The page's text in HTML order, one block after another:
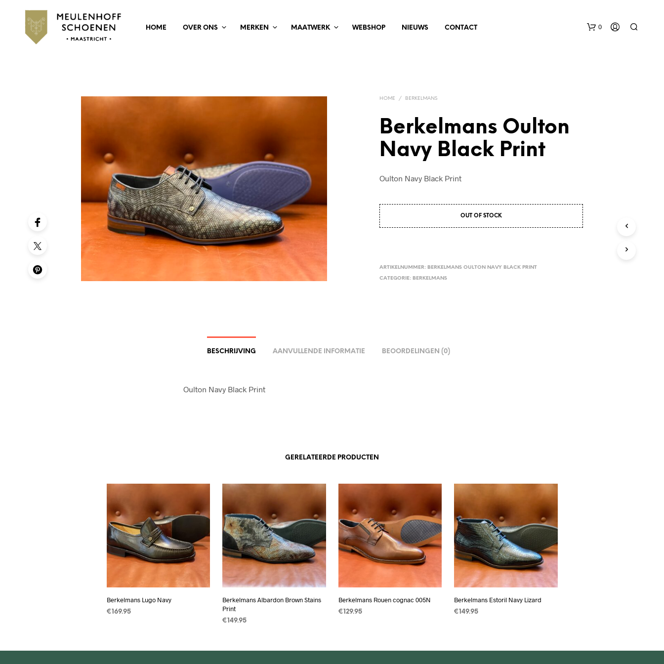
HOME OVER ONS MERKEN MAATWERK WEBSHOP NIEUWS CONTACT 0
HOME / BERKELMANS
Berkelmans Oulton
Navy Black Print
Oulton Navy Black Print
OUT OF STOCK
ARTIKELNUMMER: BERKELMANS OULTON NAVY BLACK PRINT
CATEGORIE: BERKELMANS
BESCHRIJVING AANVULLENDE INFORMATIE BEOORDELINGEN (0)
Oulton Navy Black Print
GERELATEERDE PRODUCTEN
Berkelmans Lugo Navy
€ 169.95
heeft
Berkelmans Albardon Brown Stains
Print
€ 149.95
Berkelmans Rouen cognac 005N
€ 129.95
heeft
Berkelmans Estoril Navy Lizard
€ 149.95
heeft